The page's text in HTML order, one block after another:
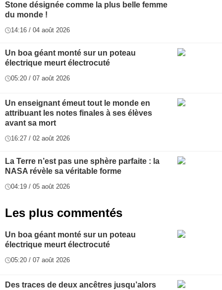
Stone désignée comme la plus belle femme
du monde !
14:16 / 04 août 2026
Un boa géant monté sur un poteau
électrique meurt électrocuté
05:20 / 07 août 2026
Un enseignant émeut tout le monde en
attribuant les notes finales à ses élèves
avant sa mort
16:27 / 02 août 2026
La Terre n’est pas une sphère parfaite : la
NASA révèle sa véritable forme
04:19 / 05 août 2026
Les plus commentés
Un boa géant monté sur un poteau
électrique meurt électrocuté
05:20 / 07 août 2026
Des traces de deux ancêtres jusqu’alors